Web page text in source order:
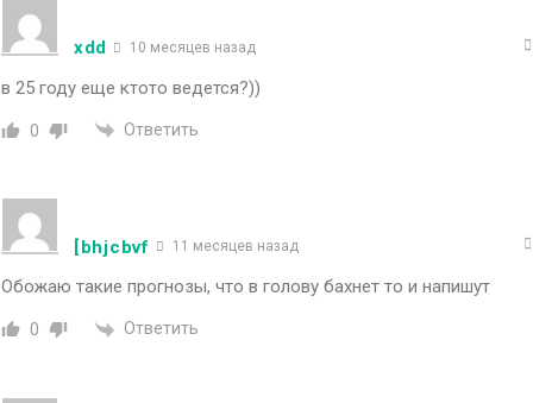
xdd 10 месяцев назад
в 25 году еще ктото ведется?))
0 Ответить
[bhjcbvf 11 месяцев назад
Обожаю такие прогнозы, что в голову бахнет то и напишут
0 Ответить